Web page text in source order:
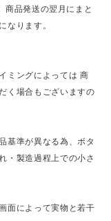
商品発送の翌月にまと
なります。
ミングによっては 商
く場合もございますの
基準が異なる為、ボタ
・製造過程上での小さ
面によって実物と若干